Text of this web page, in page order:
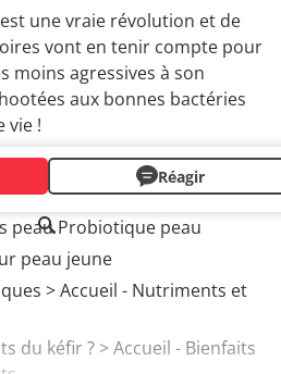
une vraie révolution et de
vont en tenir compte pour
moins agressives à son
aux bonnes bactéries
vie !
Réagir
peau Probiotique peau
peau jeune
> Accueil - Nutriments et
du kéfir ? > Accueil - Bienfaits